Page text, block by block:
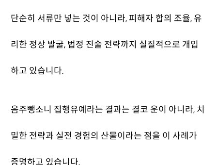
단순히 서류만 넣는 것이 아니라, 피해자 합의 조율, 유
리한 정상 발굴, 법정 진술 전략까지 실질적으로 개입
하고 있습니다.
음주뺑소니 집행유예라는 결과는 결코 운이 아니라, 치
밀한 전략과 실전 경험의 산물이라는 점을 이 사례가
증명하고 있습니다.